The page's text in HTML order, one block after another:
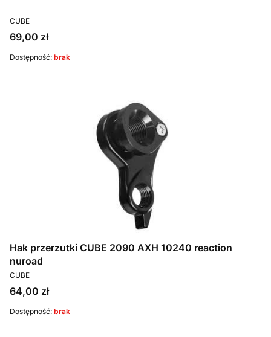
PRODUCENT
CUBE
Cena
69,00 zł
Dostępność: brak
Hak przerzutki CUBE 2090 AXH 10240 reaction
nuroad
PRODUCENT
CUBE
Cena
64,00 zł
Dostępność: brak